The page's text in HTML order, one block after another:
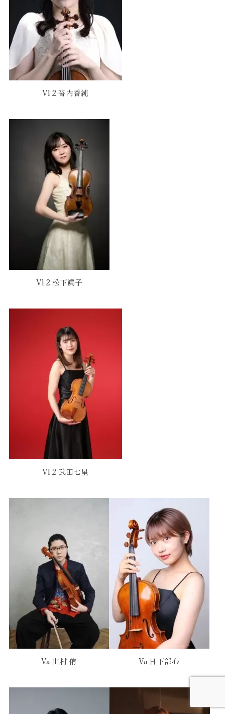
Vl 2 沓内香純
Vl 2 松下眞子
Vl 2 武田七星
Va 山村 侑 Va 日下部心